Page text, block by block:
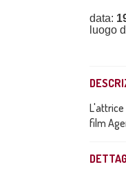
data:
luogo
L'attrice
film